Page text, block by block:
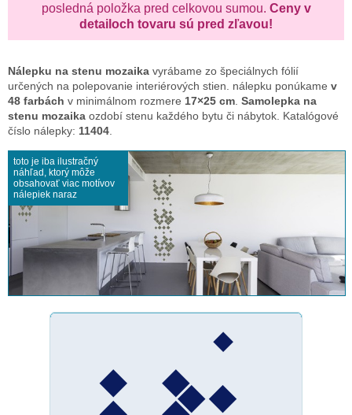
posledná položka pred celkovou sumou. Ceny v
detailoch tovaru sú pred zľavou!
Nálepku na stenu mozaika vyrábame zo špeciálnych fólií
určených na polepovanie interiérových stien. nálepku ponúkame v
48 farbách v minimálnom rozmere 17×25 cm Samolepka na
stenu mozaika ozdobí stenu každého bytu či nábytok. Katalógové
číslo nálepky: 11404
toto je iba ilustračný
náhľad, ktorý môže
obsahovať viac motívov
nálepiek naraz